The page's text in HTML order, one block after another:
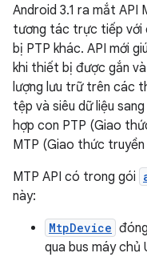
Android 3.1 ra mắt API
tương tác trực tiếp với
bị PTP khác. API mới
khi thiết bị được gắn
lượng lưu trữ trên các
tệp và siêu dữ liệu
hợp con PTP (Giao
MTP (Giao thức truyền
MTP API có trong gói
này:
MtpDevice
qua bus máy